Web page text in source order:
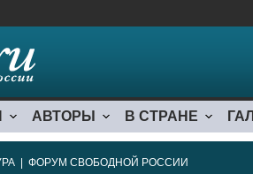
АВТОРЫ В СТРАНЕ
ФОРУМ СВОБОДНОЙ РОССИИ